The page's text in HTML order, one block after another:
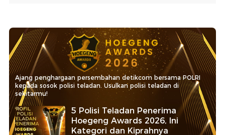
Ajang penghargaan persembahan detikcom bersama POLRI
kepada sosok polisi teladan. Usulkan polisi teladan di
sekitarmu!
5 Polisi Teladan Penerima
Hoegeng Awards 2026, Ini
Kategori dan Kiprahnya